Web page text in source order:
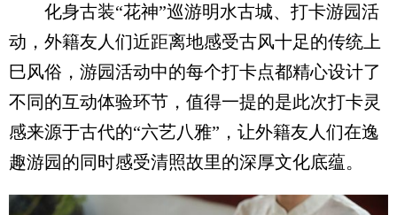
化身古装“花神”巡游明水古城、打卡游园活
动，外籍友人们近距离地感受古风十足的传统上
巳风俗，游园活动中的每个打卡点都精心设计了
不同的互动体验环节，值得一提的是此次打卡灵
感来源于古代的“六艺八雅”，让外籍友人们在逸
趣游园的同时感受清照故里的深厚文化底蕴。